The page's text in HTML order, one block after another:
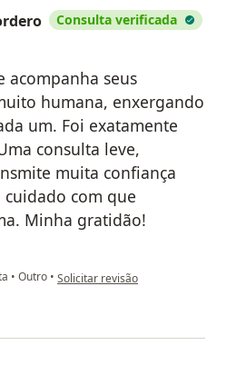
Consulta verificada
acompanha seus
humana, enxergando
um. Foi exatamente
consulta leve,
muita confiança
com que
Minha gratidão!
• Outro • na opinião do utilizador Bibianna
Solicitar revisão